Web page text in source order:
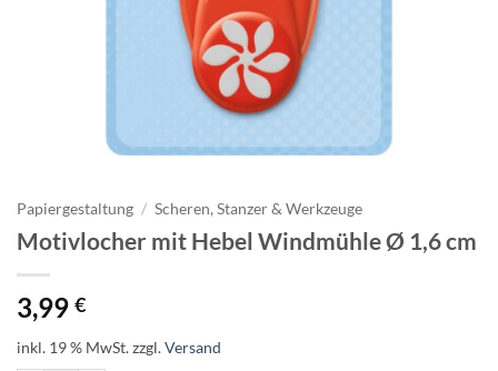
Papiergestaltung / Scheren, Stanzer & Werkzeuge
Motivlocher mit Hebel Windmühle Ø 1,6 cm
3,99 €
inkl. 19 % MwSt.zzgl.Versand